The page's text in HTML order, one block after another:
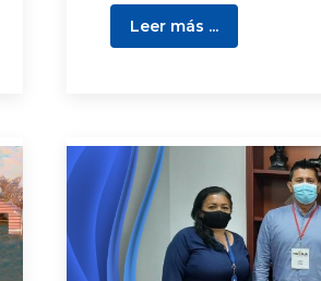
Leer más ...